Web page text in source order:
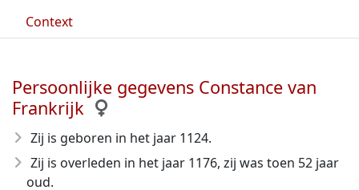
Context
Persoonlijke gegevens Constance van
Frankrijk
Zij is geboren in het jaar 1124.
Zij is overleden in het jaar 1176, zij was toen 52 jaar
oud.